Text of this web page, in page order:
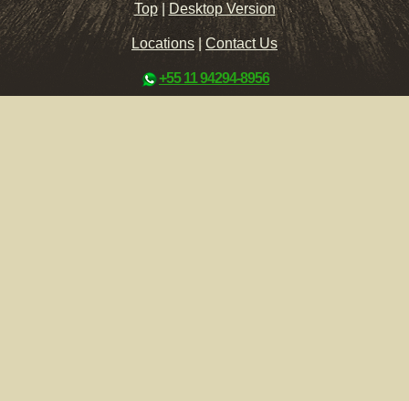
Top |Desktop Version
Locations|Contact Us
+55 11 94294-8956